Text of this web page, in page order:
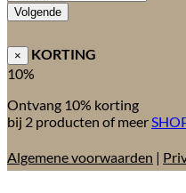
Volgende
×
KORTING
10%
Ontvang 10% korting
bij 2 producten of meer
Algemene voorwaarden |